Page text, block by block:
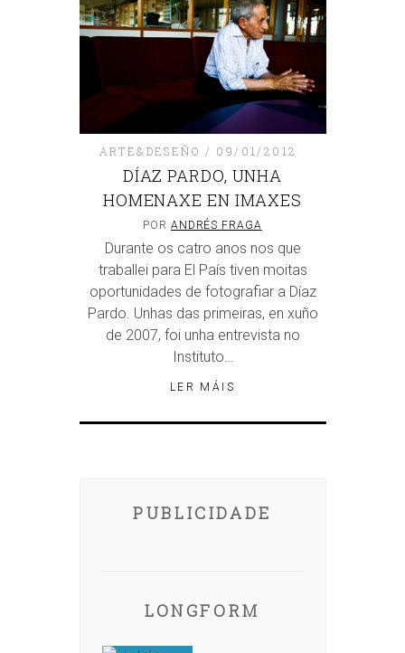
ARTE&DESEÑO 09/01/2012
DÍAZ PARDO, UNHA
HOMENAXE EN IMAXES
POR ANDRÉS FRAGA
Durante os catro anos nos que
traballei para El País tiven moitas
oportunidades de fotografiar a Díaz
Pardo. Unhas das primeiras, en xuño
de 2007, foi unha entrevista no
Instituto…
LER MÁIS
PUBLICIDADE
LONGFORM